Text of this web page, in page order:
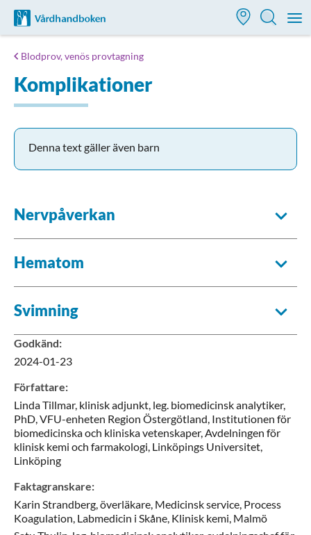
Till startsidan för Vårdhandboken
Blodprov, venös provtagning
Komplikationer
Denna text gäller även barn
Nervpåverkan
Hematom
Svimning
Godkänd:
2024-01-23
Författare:
LindaTillmar, klinisk adjunkt, leg. biomedicinsk analytiker,
PhD,VFU-enheten Region Östergötland, Institutionen för
biomedicinska och kliniska vetenskaper, Avdelningen för
klinisk kemi och farmakologi, Linköpings Universitet,
Linköping
Faktagranskare:
Karin Strandberg,överläkare, Medicinsk service, Process
Koagulation, Labmedicin i Skåne, Klinisk kemi, Malmö